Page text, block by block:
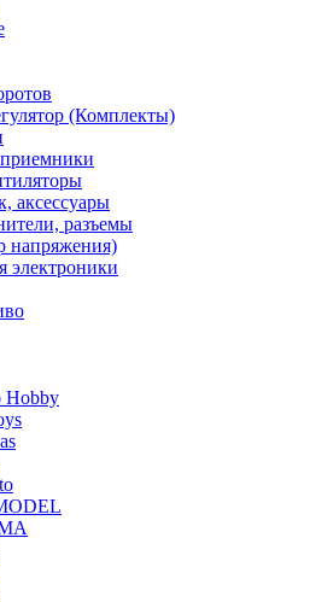
(Комплекты)
аксессуары
разъемы
напряжения)
электроники
Hobby